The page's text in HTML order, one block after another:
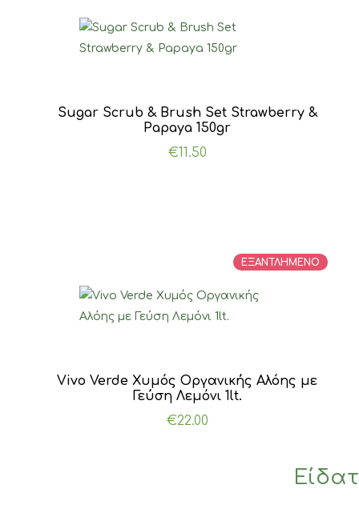
Sugar Scrub & Brush Set Strawberry &
Papaya 150gr
€11.50
ΕΞΑΝΤΛΗΜΕΝΟ
Vivo Verde Χυμός Οργανικής Αλόης με
Γεύση Λεμόνι 1lt.
€22.00